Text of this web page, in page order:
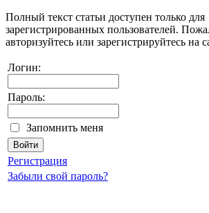
Полный текст статьи доступен только для
зарегистрированных пользователей.
авторизуйтесь или зарегистрируйтесь на
Логин:
Пароль:
Запомнить меня
Регистрация
Забыли свой пароль?